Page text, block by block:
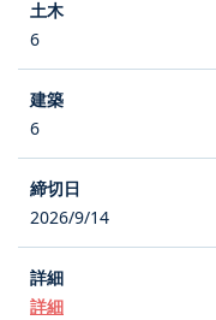
6
6
2026/9/14
詳細